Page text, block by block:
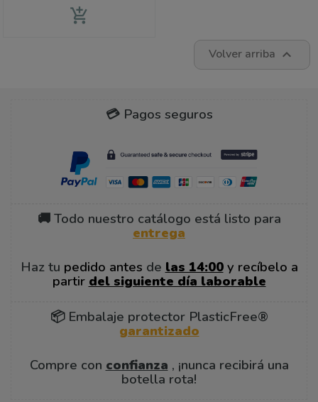
add_shopping_cart
Volver arriba 
💳 Pagos seguros
🚚 Todo nuestro catálogo está listo para
entrega
Haz tu pedido antes de las 14:00 y recíbelo a
partir del siguiente día laborable
📦 Embalaje protector PlasticFree®
garantizado
Compre con confianza , ¡nunca recibirá una
botella rota!